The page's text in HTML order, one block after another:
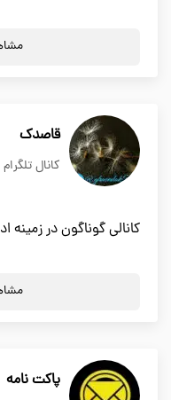
قاصدک
کانال
کانالی گوناگون در
پاکت نامه